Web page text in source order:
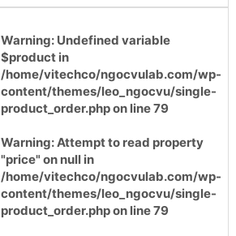
Warning: Undefined variable
$product in
/home/vitechco/ngocvulab.com/wp-
content/themes/leo_ngocvu/single-
product_order.phpon line79
Warning: Attempt to read property
"price" on null in
/home/vitechco/ngocvulab.com/wp-
content/themes/leo_ngocvu/single-
product_order.phpon line79